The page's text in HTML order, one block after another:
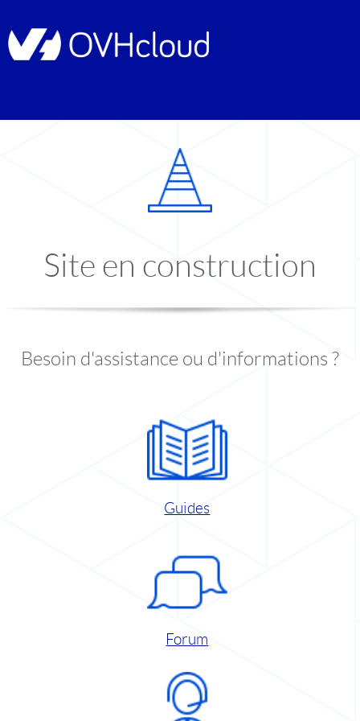
Site en construction
Besoin d'assistance ou d'informations ?
Guides
Forum